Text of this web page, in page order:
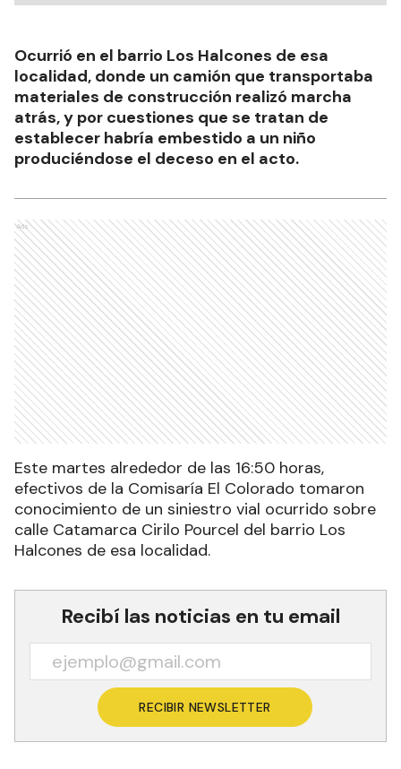
Ocurrió en el barrio Los Halcones de esa
localidad, donde un camión que transportaba
materiales de construcción realizó marcha
atrás, y por cuestiones que se tratan de
establecer habría embestido a un niño
produciéndose el deceso en el acto.
Ads
Este martes alrededor de las 16:50 horas,
efectivos de la Comisaría El Colorado tomaron
conocimiento de un siniestro vial ocurrido sobre
calle Catamarca Cirilo Pourcel del barrio Los
Halcones de esa localidad.
Recibí las noticias en tu email
RECIBIR NEWSLETTER